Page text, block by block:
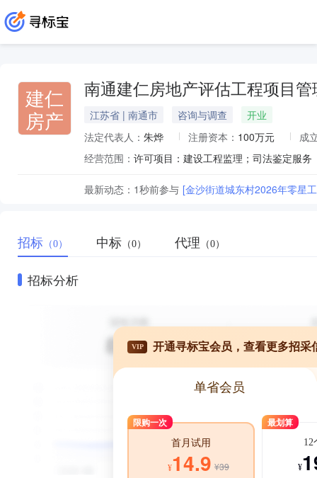
建仁
房产
南通建仁房地产评估工程项目管
江苏省 | 南通市 咨询与调查
开业
法定代表人： 朱烨 注册资本： 100万元
成
经营范围：
最新动态： 1秒前参与 [金沙街道城东村2026年零星
招标 （0） 中标 （0） 代理 （0）
招标分析
VIP 开通寻标宝会员，查看更多招采
单省会员
限购一次
首月试用
¥14.9 ¥39
最划算
12
¥